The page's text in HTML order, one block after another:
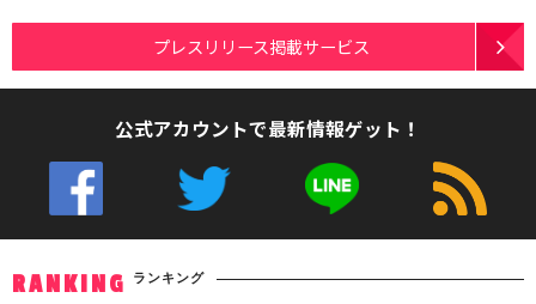
プレスリリース掲載サービス
公式アカウントで最新情報ゲット！
RANKING ランキング